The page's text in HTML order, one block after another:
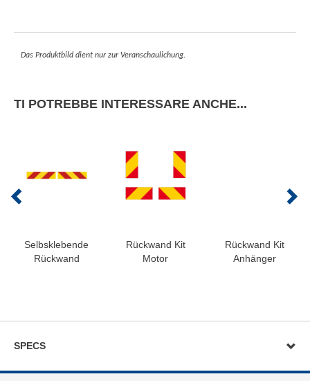
Das Produktbild dient nur zur Veranschaulichung.
TI POTREBBE INTERESSARE ANCHE...
Selbsklebende
Rückwand
Rückwand Kit
Motor
Rückwand Kit
Anhänger
SPECS